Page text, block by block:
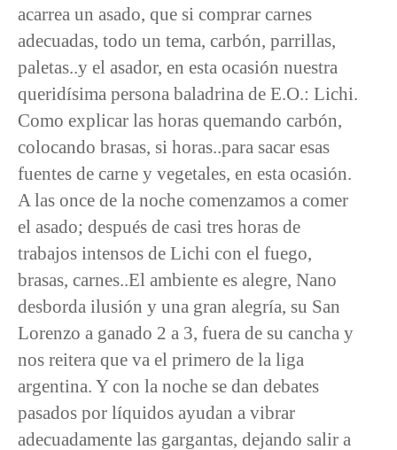
acarrea un asado, que si comprar carnes
adecuadas, todo un tema, carbón, parrillas,
paletas..y el asador, en esta ocasión nuestra
queridísima persona baladrina de E.O.: Lichi.
Como explicar las horas quemando carbón,
colocando brasas, si horas..para sacar esas
fuentes de carne y vegetales, en esta ocasión.
A las once de la noche comenzamos a comer
el asado; después de casi tres horas de
trabajos intensos de Lichi con el fuego,
brasas, carnes..El ambiente es alegre, Nano
desborda ilusión y una gran alegría, su San
Lorenzo a ganado 2 a 3, fuera de su cancha y
nos reitera que va el primero de la liga
argentina. Y con la noche se dan debates
pasados por líquidos ayudan a vibrar
adecuadamente las gargantas, dejando salir a